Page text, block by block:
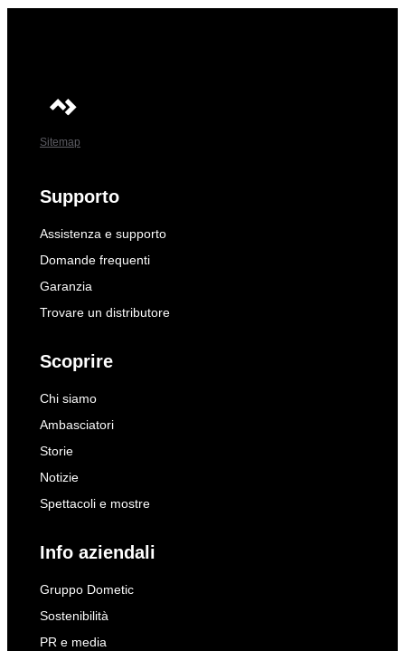
Sitemap
Supporto
Assistenza e supporto
Domande frequenti
Garanzia
Trovare un distributore
Scoprire
Chi siamo
Ambasciatori
Storie
Notizie
Spettacoli e mostre
Info aziendali
Gruppo Dometic
Sostenibilità
PR e media